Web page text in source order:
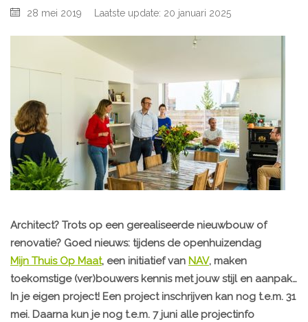
28 mei 2019 Laatste update: 20 januari 2025
Architect? Trots op een gerealiseerde nieuwbouw of
renovatie? Goed nieuws: tijdens de openhuizendag
Mijn Thuis Op Maat, een initiatief van NAV, maken
toekomstige (ver)bouwers kennis met jouw stijl en aanpak…
In je eigen project! Een project inschrijven kan nog t.e.m. 31
mei. Daarna kun je nog t.e.m. 7 juni alle projectinfo